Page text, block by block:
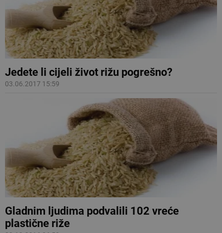
Jedete li cijeli život rižu pogrešno?
03.06.2017 15:59
Gladnim ljudima podvalili 102 vreće
plastične riže